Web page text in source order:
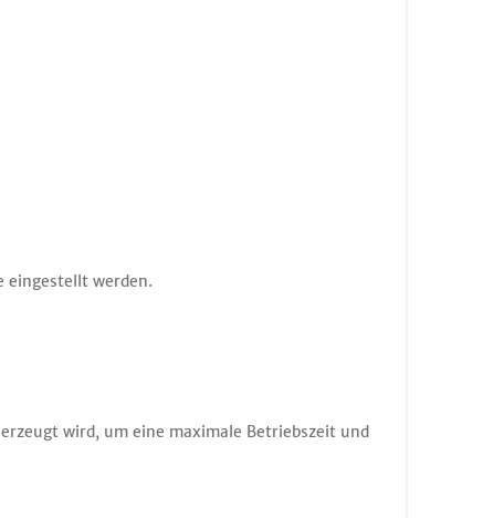
eingestellt werden.
wird, um eine maximale Betriebszeit und